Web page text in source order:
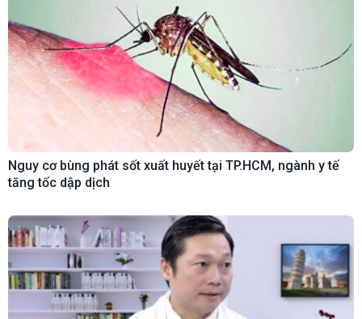
Nguy cơ bùng phát sốt xuất huyết tại TP.HCM, ngành y tế
tăng tốc dập dịch